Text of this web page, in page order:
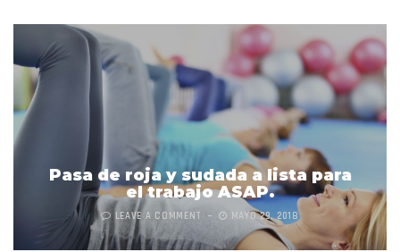
Pasa de roja y sudada a lista para
el trabajo ASAP.
LEAVE A COMMENT MAYO 29, 2018